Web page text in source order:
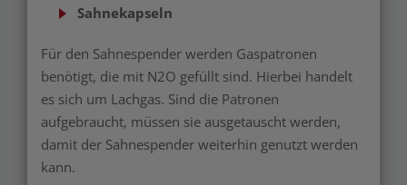
Sahnekapseln
Für den Sahnespender werden Gaspatronen
benötigt, die mit N2O gefüllt sind. Hierbei handelt
es sich um Lachgas. Sind die Patronen
aufgebraucht, müssen sie ausgetauscht werden,
damit der Sahnespender weiterhin genutzt werden
kann.